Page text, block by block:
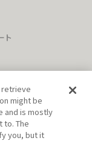
ト
を禁じます。
retrieve
might be
and is mostly
to. The
you, but it